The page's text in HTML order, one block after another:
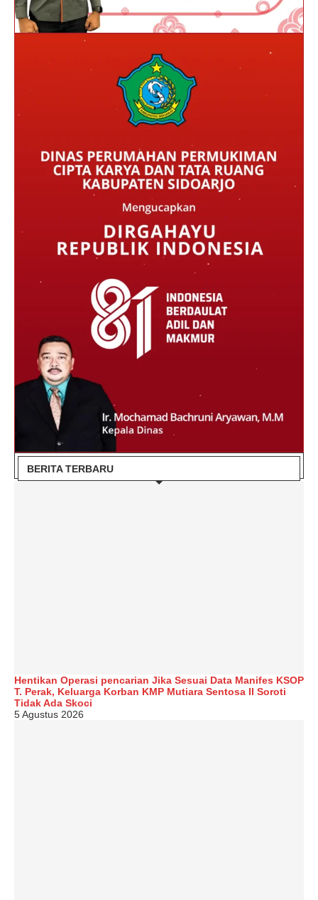
BERITA TERBARU
Hentikan Operasi pencarian Jika Sesuai Data Manifes KSOP
T. Perak, Keluarga Korban KMP Mutiara Sentosa II Soroti
Tidak Ada Skoci
5 Agustus 2026